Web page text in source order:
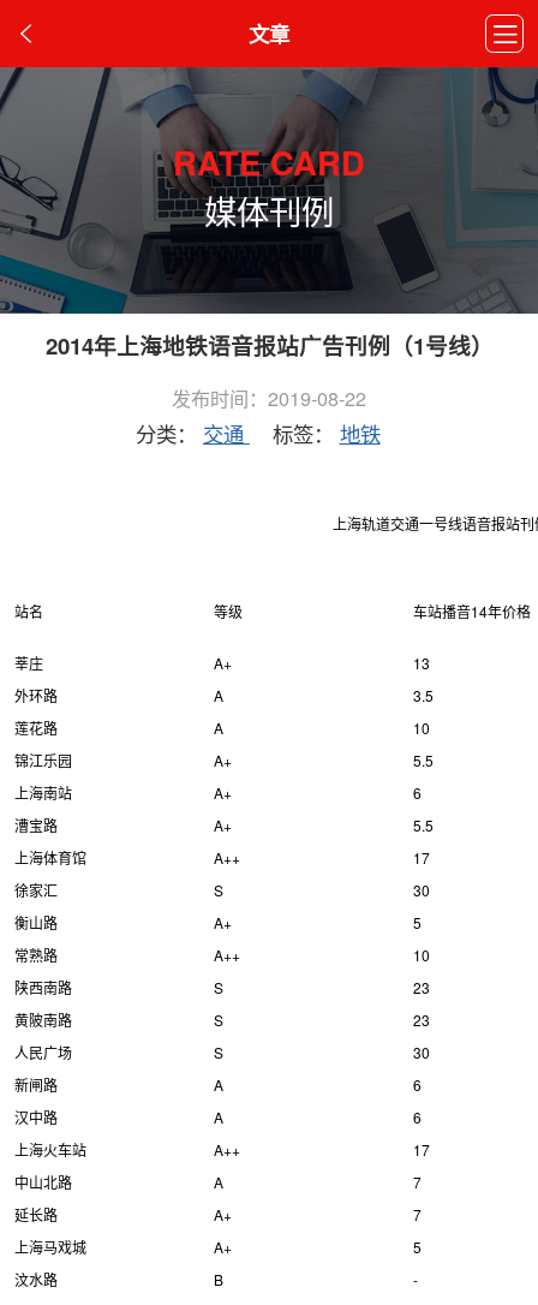
文章
RATE CARD
媒体刊例
2014年上海地铁语音报站广告刊例（1号线）
发布时间：2019-08-22
分类： 交通 标签： 地铁
上海轨道交通一号线语音报站
站名 等级 车站播音14年价格
莘庄 A+
13
外环路
A
3.5
莲花路
A
10
锦江乐园
A+
5.5
上海南站
A+
6
漕宝路
A+
5.5
上海体育馆
A++
17
徐家汇
S
30
衡山路
A+
5
常熟路
A++
10
陕西南路
S
23
黄陂南路
S
23
人民广场
S
30
新闸路
A
6
汉中路
A
6
上海火车站
A++
17
中山北路
A
7
延长路
A+
7
上海马戏城
A+
5
汶水路
B
-